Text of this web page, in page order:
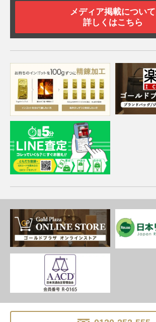
メディア掲載について
詳しくはこちら